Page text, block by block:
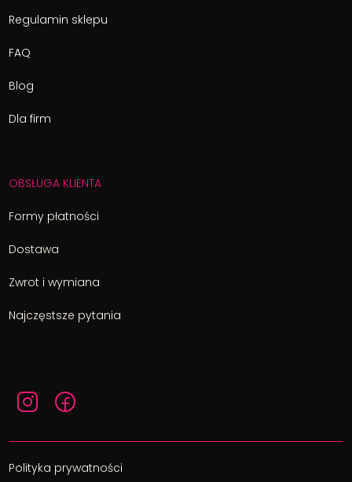
Regulamin sklepu
FAQ
Blog
Dla firm
OBSŁUGA KLIENTA
Formy płatności
Dostawa
Zwrot i wymiana
Najczęstsze pytania
Polityka prywatności